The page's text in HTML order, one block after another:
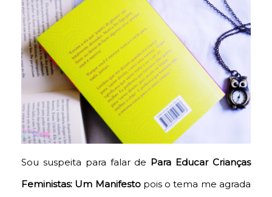
Sou suspeita para falar de Para Educar Crianças
Feministas: Um Manifestopois o tema me agrada